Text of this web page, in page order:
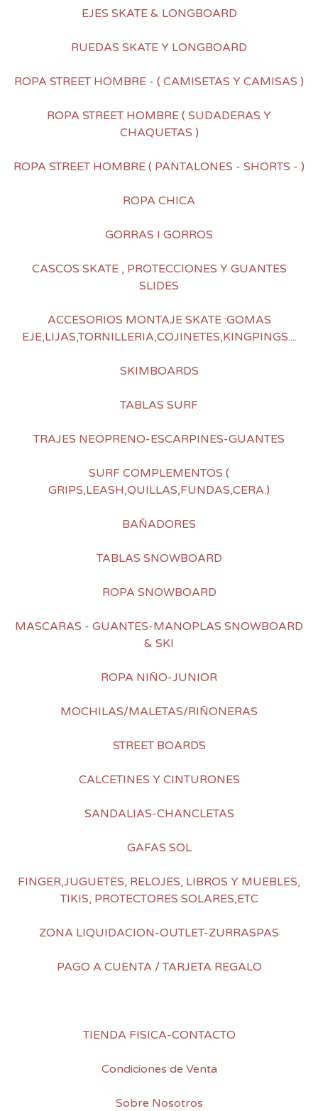
EJES SKATE & LONGBOARD
RUEDAS SKATE Y LONGBOARD
ROPA STREET HOMBRE - ( CAMISETAS Y CAMISAS )
ROPA STREET HOMBRE ( SUDADERAS Y
CHAQUETAS )
ROPA STREET HOMBRE ( PANTALONES - SHORTS - )
ROPA CHICA
GORRAS I GORROS
CASCOS SKATE , PROTECCIONES Y GUANTES
SLIDES
ACCESORIOS MONTAJE SKATE :GOMAS
EJE,LIJAS,TORNILLERIA,COJINETES,KINGPINGS....
SKIMBOARDS
TABLAS SURF
TRAJES NEOPRENO-ESCARPINES-GUANTES
SURF COMPLEMENTOS (
GRIPS,LEASH,QUILLAS,FUNDAS,CERA.)
BAÑADORES
TABLAS SNOWBOARD
ROPA SNOWBOARD
MASCARAS - GUANTES-MANOPLAS SNOWBOARD
& SKI
ROPA NIÑO-JUNIOR
MOCHILAS/MALETAS/RIÑONERAS
STREET BOARDS
CALCETINES Y CINTURONES
SANDALIAS-CHANCLETAS
GAFAS SOL
FINGER,JUGUETES, RELOJES, LIBROS Y MUEBLES,
TIKIS, PROTECTORES SOLARES,ETC
ZONA LIQUIDACION-OUTLET-ZURRASPAS
PAGO A CUENTA / TARJETA REGALO
TIENDA FISICA-CONTACTO
Condiciones de Venta
Sobre Nosotros